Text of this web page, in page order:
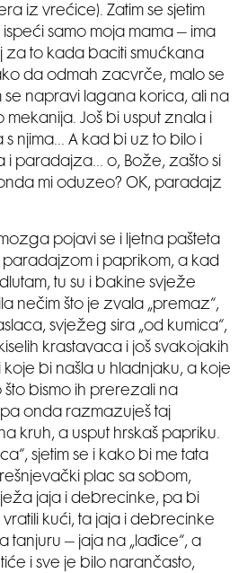
iz vrećice). Zatim se sjetim
samo moja mama – ima
za to kada baciti smućkana
da odmah zacvrče, malo se
se napravi lagana korica, ali na
mekanija. Još bi usput znala i
njima… A kad bi uz to bilo i
i paradajza… o, Bože, zašto si
mi oduzeo? OK, paradajz
pojavi se i ljetna pašteta
paradajzom i paprikom, a kad
tu su i bakine svježe
nečim što je zvala „premaz“,
svježeg sira „od kumica“,
krastavaca i još svakojakih
koje bi našla u hladnjaku, a koje
što bismo ih prerezali na
onda razmazuješ taj
kruh, a usput hrskaš papriku.
sjetim se i kako bi me tata
plac sa sobom,
jaja i debrecinke, pa bi
kući, ta jaja i debrecinke
tanjuru – jaja na „lađice“, a
i sve je bilo narančasto,